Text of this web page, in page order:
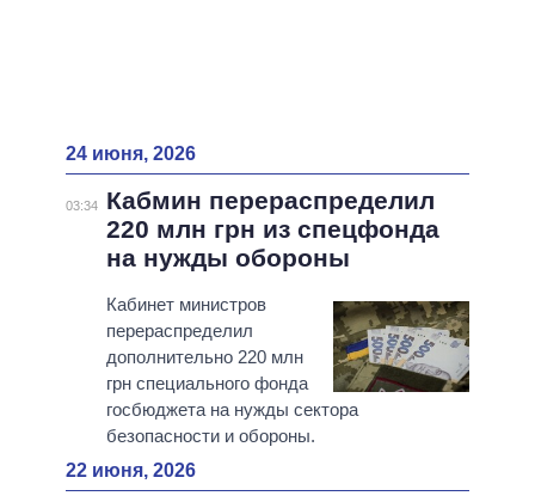
24 июня, 2026
03:34
Кабмин перераспределил
220 млн грн из спецфонда
на нужды обороны
Кабинет министров
перераспределил
дополнительно 220 млн
грн специального фонда
госбюджета на нужды сектора
безопасности и обороны.
22 июня, 2026